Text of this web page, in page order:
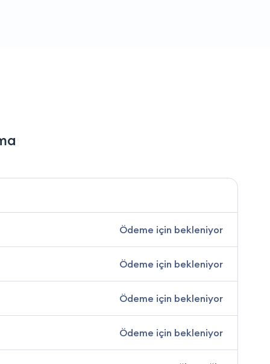
Ödeme için bekleniyor
Ödeme için bekleniyor
Ödeme için bekleniyor
Ödeme için bekleniyor